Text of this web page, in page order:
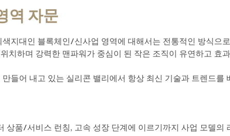
역 자문
지대인 블록체인/신사업 영역에 대해서는 전통적인 방식으
치하며 강력한 맨파워가 중심이 된 작은 조직이 유연하고 효
들어 내고 있는 실리콘 밸리에서 항상 최신 기술과 트렌드를
상품/서비스 런칭, 고속 성장 단계에 이르기까지 사업 모델의